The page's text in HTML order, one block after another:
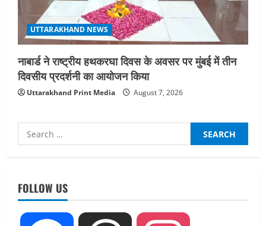
UTTARAKHAND NEWS
नाबार्ड ने राष्ट्रीय हथकरघा दिवस के अवसर पर मुंबई में तीन
दिवसीय प्रदर्शनी का आयोजन किया
Uttarakhand Print Media August 7, 2026
Search
for:
FOLLOW US